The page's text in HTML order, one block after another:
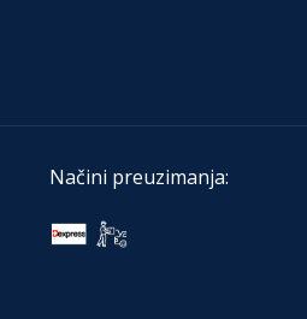
Načini preuzimanja: